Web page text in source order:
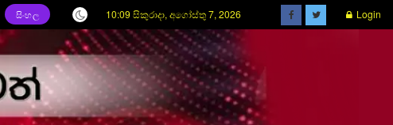
සිංහල 10:09 සිකුරාදා, අගෝස්තු 7, 2026 Login